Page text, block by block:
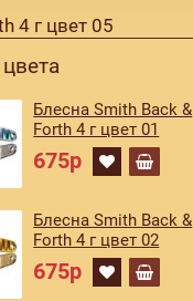
4 г цвет 05
Блесна Smith Back &
Forth 4 г цвет 01
675р
Блесна Smith Back &
Forth 4 г цвет 02
675р